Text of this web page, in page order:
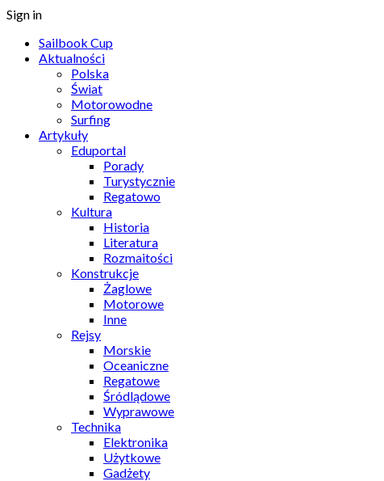
Sign in
Sailbook Cup
Aktualności
Polska
Świat
Motorowodne
Surfing
Artykuły
Eduportal
Porady
Turystycznie
Regatowo
Kultura
Historia
Literatura
Rozmaitości
Konstrukcje
Żaglowe
Motorowe
Inne
Rejsy
Morskie
Oceaniczne
Regatowe
Śródlądowe
Wyprawowe
Technika
Elektronika
Użytkowe
Gadżety